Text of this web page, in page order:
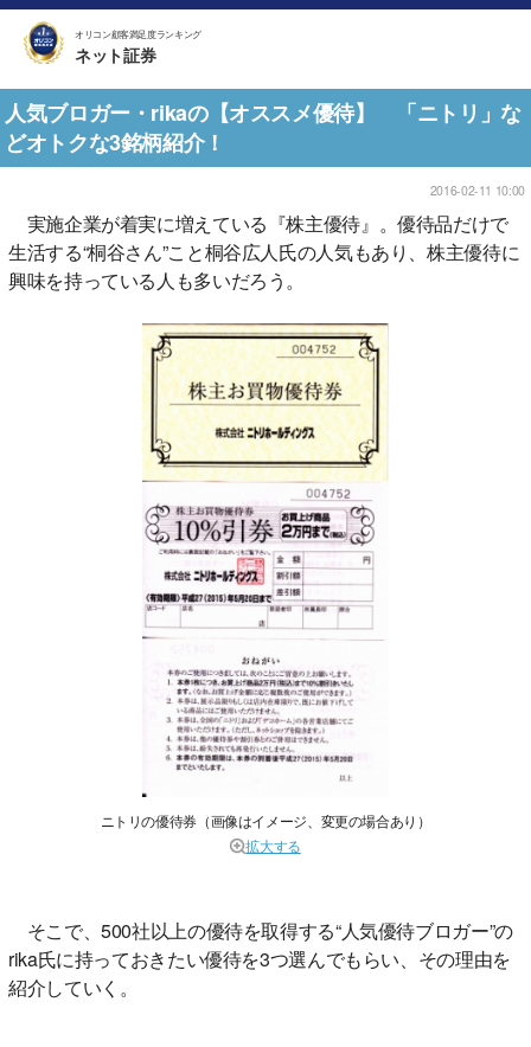
オリコン顧客満足度ランキング
ネット証券
人気ブロガー・rikaの【オススメ優待】 「ニトリ」な
どオトクな3銘柄紹介！
2016-02-11 10:00
実施企業が着実に増えている『株主優待』。優待品だけで
生活する“桐谷さん”こと桐谷広人氏の人気もあり、株主優待に
興味を持っている人も多いだろう。
ニトリの優待券（画像はイメージ、変更の場合あり）
拡大する
そこで、500社以上の優待を取得する“人気優待ブロガー”の
rika氏に持っておきたい優待を3つ選んでもらい、その理由を
紹介していく。